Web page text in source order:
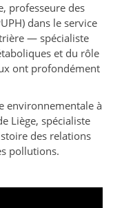
professeure des
dans le service
— spécialiste
et du rôle
ont profondément
environnementale à
Liège, spécialiste
des relations
pollutions.